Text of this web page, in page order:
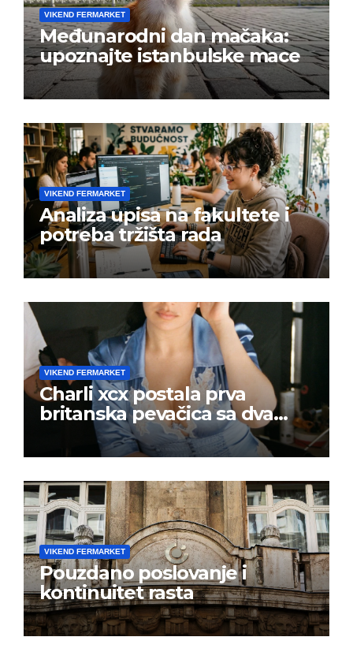
VIKEND FERMARKET
Međunarodni dan mačaka:
upoznajte istanbulske mace
VIKEND FERMARKET
Analiza upisa na fakultete i
potreba tržišta rada
VIKEND FERMARKET
Charli xcx postala prva
britanska pevačica sa dva
albuma na prvom mestu u
istoj kalendarskoj godini
VIKEND FERMARKET
Pouzdano poslovanje i
kontinuitet rasta